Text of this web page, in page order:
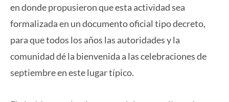
en donde propusieron que esta actividad sea
formalizada en un documento oficial tipo decreto,
para que todos los años las autoridades y la
comunidad dé la bienvenida a las celebraciones de
septiembre en este lugar típico.